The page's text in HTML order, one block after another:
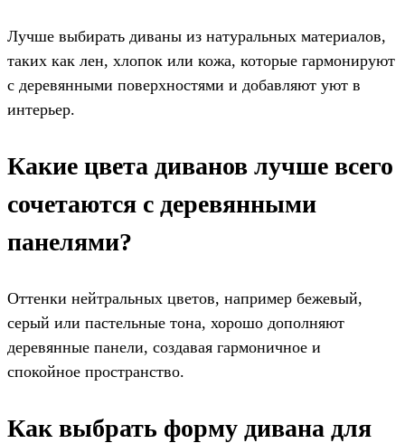
Лучше выбирать диваны из натуральных материалов,
таких как лен, хлопок или кожа, которые гармонируют
с деревянными поверхностями и добавляют уют в
интерьер.
Какие цвета диванов лучше всего
сочетаются с деревянными
панелями?
Оттенки нейтральных цветов, например бежевый,
серый или пастельные тона, хорошо дополняют
деревянные панели, создавая гармоничное и
спокойное пространство.
Как выбрать форму дивана для